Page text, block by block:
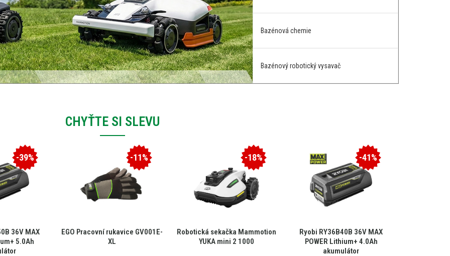
Bazénová chemie
Bazénový robotický vysavač
CHYŤTE SI SLEVU
-39%
36V MAX
5.0Ah
-11%
EGO Pracovní rukavice GV001E-
XL
-18%
Robotická sekačka Mammotion
YUKA mini 2 1000
-41%
Ryobi RY36B40B 36V MAX
POWER Lithium+ 4.0Ah
akumulátor